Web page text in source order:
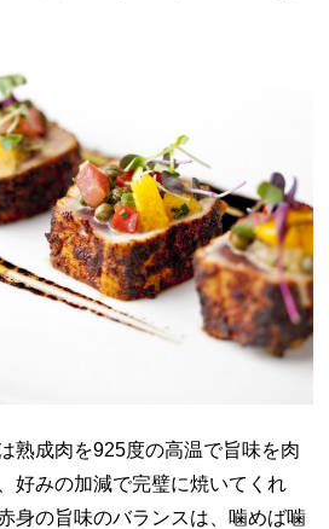
熟成肉を925度の高温で旨味を肉
好みの加減で完璧に焼いてくれ
身の旨味のバランスは、噛めば噛